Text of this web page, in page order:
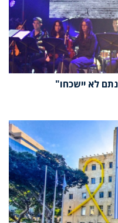
לא יישכחו"